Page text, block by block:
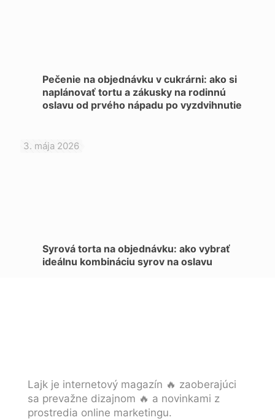
Pečenie na objednávku v cukrárni: ako si
naplánovať tortu a zákusky na rodinnú
oslavu od prvého nápadu po vyzdvihnutie
3. mája 2026
Syrová torta na objednávku: ako vybrať
ideálnu kombináciu syrov na oslavu
Lajk je internetový magazín 🔥 zaoberajúci
sa prevažne dizajnom 🔥 a novinkami z
prostredia online marketingu.